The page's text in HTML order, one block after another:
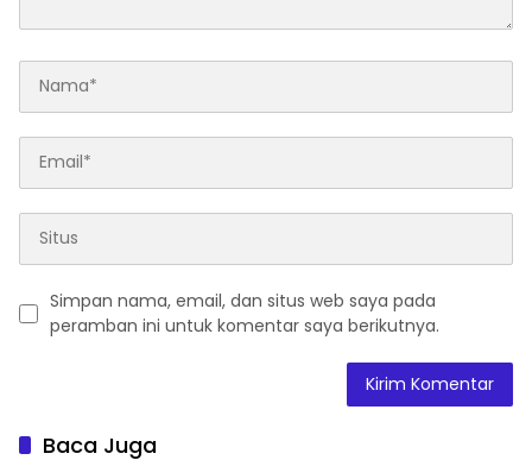
Simpan nama, email, dan situs web saya pada
peramban ini untuk komentar saya berikutnya.
Baca Juga